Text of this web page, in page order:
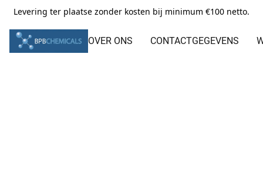
Levering ter plaatse zonder kosten bij minimum €100 netto.
OVER ONS CONTACTGEGEVENS